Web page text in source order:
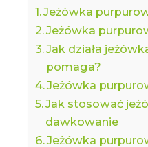
Jeżówka
Jeżówka
Jak działa
pomaga?
Jeżówka
Jak stosować
dawkowanie
Jeżówka